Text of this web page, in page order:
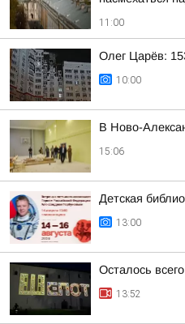
11:00
Олег Царёв:
10:00
В Ново-
15:06
Детская
13:00
Осталось
13:52